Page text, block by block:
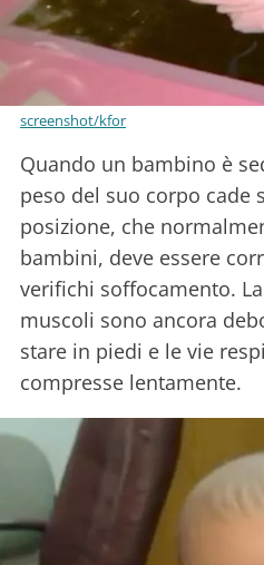
screenshot/kfor
Quando un bambino è
peso del suo corpo cade
posizione, che
bambini, deve essere
verifichi soffocamento.
muscoli sono ancora
stare in piedi e le vie
compresse lentamente.